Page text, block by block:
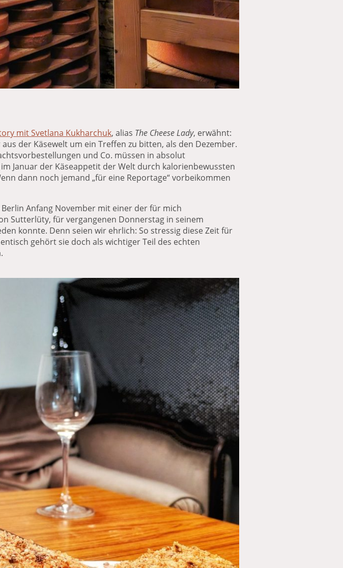
mitSvetlana Kukharchuk, alias The Cheese Lady, erwähnt:
der Käsewelt um ein Treffen zu bitten, als den Dezember.
und Co. müssen in absolut
Januar der Käseappetit der Welt durch kalorienbewussten
dann noch jemand „für eine Reportage“ vorbeikommen
Anfang November mit einer der für mich
Sutterlüty, für vergangenen Donnerstag in seinem
konnte. Denn seien wir ehrlich: So stressig diese Zeit für
gehört sie doch als wichtiger Teil des echten